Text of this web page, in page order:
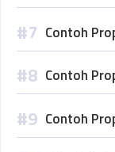
Contoh
Contoh
Contoh